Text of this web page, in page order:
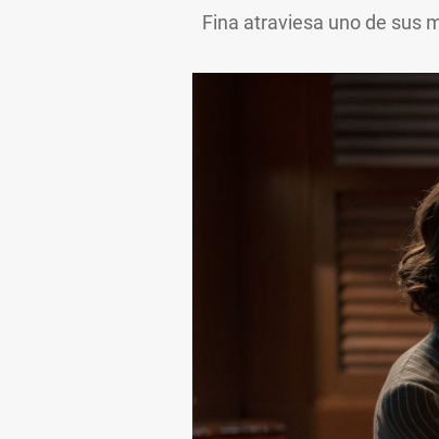
Fina atraviesa uno de sus